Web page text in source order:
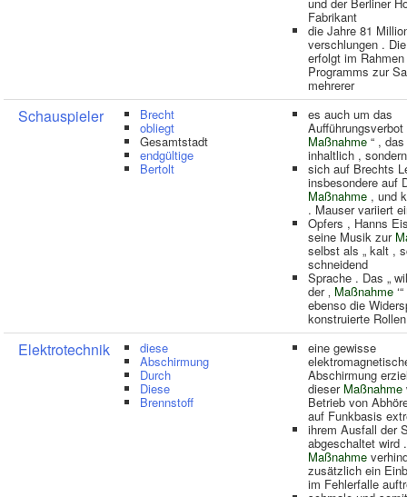
Fabrikant
die Jahre 81
verschlungen .
erfolgt im
Programms zur
mehrerer
Schauspieler Brecht
obliegt
Gesamtstadt
endgültige
Bertolt
es auch um das
Aufführungsverbot
Maßnahme “ ,
inhaltlich , sondern
sich auf Brechts
insbesondere auf
Maßnahme , und
. Mauser variiert
Opfers , Hanns
seine Musik zur
selbst als „ kalt ,
schneidend
Sprache . Das „
der ‚ Maßnahme
ebenso die
konstruierte Rollen
Elektrotechnik diese
Abschirmung
Durch
Diese
Brennstoff
eine gewisse
Abschirmung
dieser Maßnahme
Betrieb von
auf Funkbasis
ihrem Ausfall der
abgeschaltet wird
Maßnahme
zusätzlich ein
im Fehlerfalle